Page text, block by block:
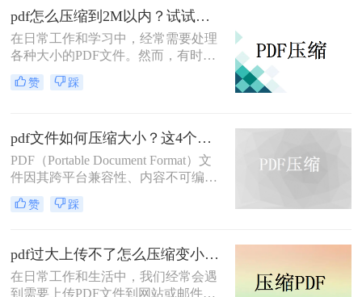
怎么压缩的小一点呢？本文将详细介
绍几种常见的PDF压缩方法，帮助读
者轻松解决PDF文件过大的问题。
pdf怎么压缩到2M以内？试试这些压缩技巧！
在日常工作和学习中，经常需要处理
各种大小的PDF文件。然而，有时由
于文件过大，不仅占用了大量存储空
间，还可能在传输或分享时遇到障
压缩方法显得尤为重要。那么pdf怎么
压缩到2M以内呢？本文将详细介绍几
种有效的方法，帮助读者将PDF文件
赞 踩
pdf文件如何压缩大小？这4个方法可以实现！
PDF（Portable Document Format）文
件因其跨平台兼容性、内容不可编辑
性和保持原样打印的特性，在商务、
学术和教育领域得到了广泛应用。然
加，文件大小也可能迅速膨胀，给存
储、传输和分享带来不便。那么pdf文
件如何压缩大小呢？本文将详细介绍
赞 踩
pdf过大上传不了怎么压缩变小？教你几个压缩方法！
在日常工作和生活中，我们经常会遇
到需要上传PDF文件到网站或邮件附